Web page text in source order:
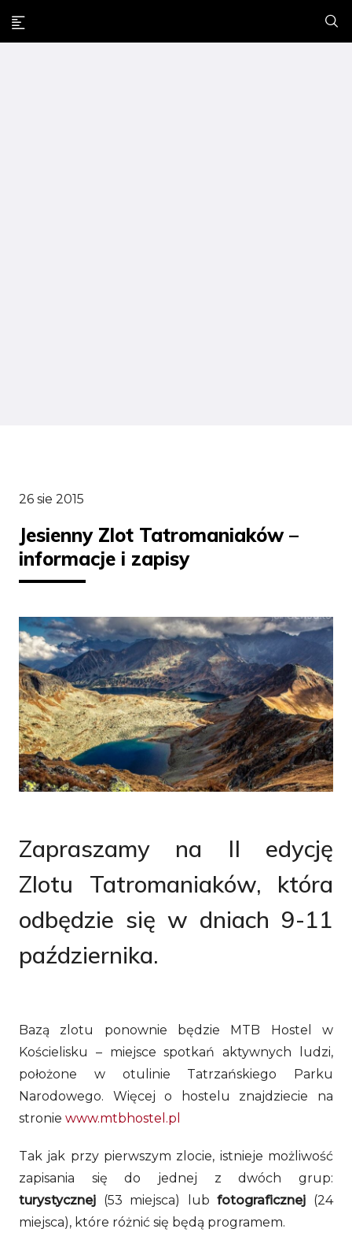
26 sie 2015
Jesienny Zlot Tatromaniaków –
informacje i zapisy
Zapraszamy na II edycję
Zlotu Tatromaniaków, która
odbędzie się w dniach 9-11
października.
Bazą zlotu ponownie będzie MTB Hostel w
Kościelisku – miejsce spotkań aktywnych ludzi,
położone w otulinie Tatrzańskiego Parku
Narodowego. Więcej o hostelu znajdziecie na
stronie www.mtbhostel.pl
Tak jak przy pierwszym zlocie, istnieje możliwość
zapisania się do jednej z dwóch grup:
turystycznej (53 miejsca) lubfotograficznej (24
miejsca), które różnić się będą programem.